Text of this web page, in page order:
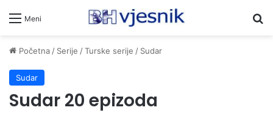
Meni
Početna/ Serije /Turske serije / Sudar
Sudar
Sudar 20 epizoda